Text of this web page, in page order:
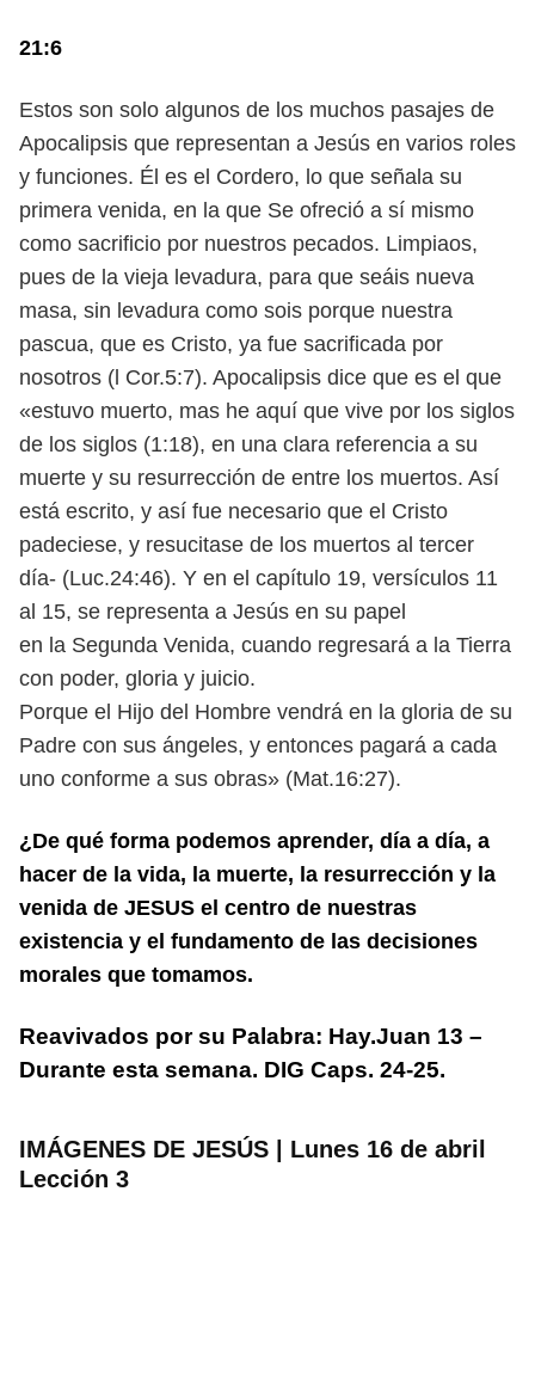
21:6
Estos son solo algunos de los muchos pasajes de
Apocalipsis que representan a Jesús en varios roles
y funciones. Él es el Cordero, lo que señala su
primera venida, en la que Se ofreció a sí mismo
como sacrificio por nuestros pecados. Limpiaos,
pues de la vieja levadura, para que seáis nueva
masa, sin levadura como sois porque nuestra
pascua, que es Cristo, ya fue sacrificada por
nosotros (l Cor.5:7). Apocalipsis dice que es el que
«estuvo muerto, mas he aquí que vive por los siglos
de los siglos (1:18), en una clara referencia a su
muerte y su resurrección de entre los muertos. Así
está escrito, y así fue necesario que el Cristo
padeciese, y resucitase de los muertos al tercer
día- (Luc.24:46). Y en el capítulo 19, versículos 11
al 15, se representa a Jesús en su papel
en la Segunda Venida, cuando regresará a la Tierra
con poder, gloria y juicio.
Porque el Hijo del Hombre vendrá en la gloria de su
Padre con sus ángeles, y entonces pagará a cada
uno conforme a sus obras» (Mat.16:27).
¿De qué forma podemos aprender, día a día, a
hacer de la vida, la muerte, la resurrección y la
venida de JESUS el centro de nuestras
existencia y el fundamento de las decisiones
morales que tomamos.
Reavivados por su Palabra: Hay.Juan 13 –
Durante esta semana. DIG Caps. 24-25.
IMÁGENES DE JESÚS | Lunes 16 de abril
Lección 3